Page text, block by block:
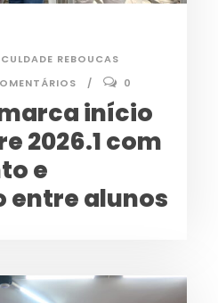
REBOUCAS
0
início
2026.1 com
e
entre alunos